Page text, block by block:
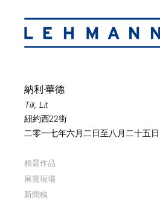
納利·華德
Till, Lit
紐約西22街
二零一七年六月二日至八月二十五日
精選作品
展覽現場
新聞稿